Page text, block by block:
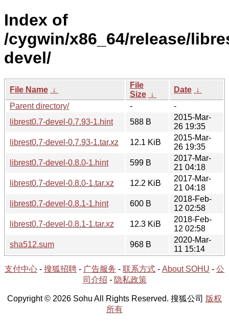
Index of
/cygwin/x86_64/release/
devel/
File Name ↓
File
Size ↓
Date ↓
Parent directory/
-
-
librest0.7-devel-0.7.93-1.hint
588 B
2015-Mar-
26 19:35
librest0.7-devel-0.7.93-1.tar.xz
12.1 KiB
2015-Mar-
26 19:35
librest0.7-devel-0.8.0-1.hint
599 B
2017-Mar-
21 04:18
librest0.7-devel-0.8.0-1.tar.xz
12.2 KiB
2017-Mar-
21 04:18
librest0.7-devel-0.8.1-1.hint
600 B
2018-Feb-
12 02:58
librest0.7-devel-0.8.1-1.tar.xz
12.3 KiB
2018-Feb-
12 02:58
sha512.sum
968 B
2020-Mar-
11 15:14
支付中心 - 搜狐招聘 - 广告服务 - 联系方式 - About SOHU - 公
司介绍 - 隐私政策
Copyright © 2026 Sohu All Rights Reserved. 搜狐公司 版权
所有